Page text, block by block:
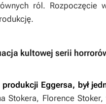
ról. Rozpoczęcie
kultowej serii
Eggersa, był
Stokera, Florence Stoker,